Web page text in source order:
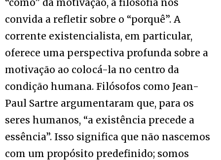
convida a refletir sobre o “porquê”. A
corrente existencialista, em particular,
oferece uma perspectiva profunda sobre a
motivação ao colocá-la no centro da
condição humana. Filósofos como Jean-
Paul Sartre argumentaram que, para os
seres humanos, “a existência precede a
essência”. Isso significa que não nascemos
com um propósito predefinido; somos